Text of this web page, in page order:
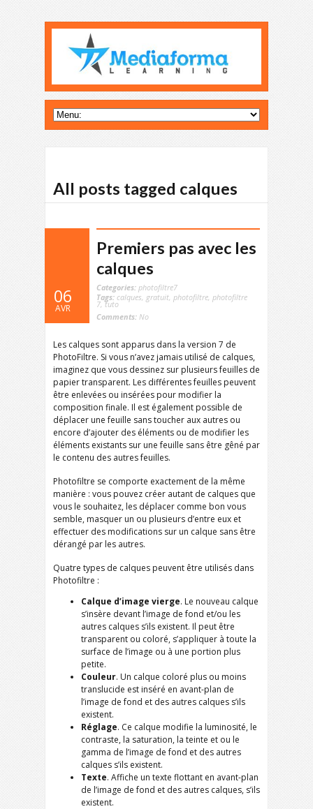
All posts tagged calques
06
AVR
Premiers pas avec les
calques
Categories: photofiltre7
Tags: calques, gratuit, photofiltre, photofiltre
7,tuto
Comments: No
Les calques sont apparus dans la version 7 de
PhotoFiltre. Si vous n’avez jamais utilisé de calques,
imaginez que vous dessinez sur plusieurs feuilles de
papier transparent. Les différentes feuilles peuvent
être enlevées ou insérées pour modifier la
composition finale. Il est également possible de
déplacer une feuille sans toucher aux autres ou
encore d’ajouter des éléments ou de modifier les
éléments existants sur une feuille sans être gêné par
le contenu des autres feuilles.
Photofiltre se comporte exactement de la même
manière : vous pouvez créer autant de calques que
vous le souhaitez, les déplacer comme bon vous
semble, masquer un ou plusieurs d’entre eux et
effectuer des modifications sur un calque sans être
dérangé par les autres.
Quatre types de calques peuvent être utilisés dans
Photofiltre :
Calque d’image vierge. Le nouveau calque
s’insère devant l’image de fond et/ou les
autres calques s’ils existent. Il peut être
transparent ou coloré, s’appliquer à toute la
surface de l’image ou à une portion plus
petite.
Couleur. Un calque coloré plus ou moins
translucide est inséré en avant-plan de
l’image de fond et des autres calques s’ils
existent.
Réglage. Ce calque modifie la luminosité, le
contraste, la saturation, la teinte et ou le
gamma de l’image de fond et des autres
calques s’ils existent.
Texte. Affiche un texte flottant en avant-plan
de l’image de fond et des autres calques, s’ils
existent.